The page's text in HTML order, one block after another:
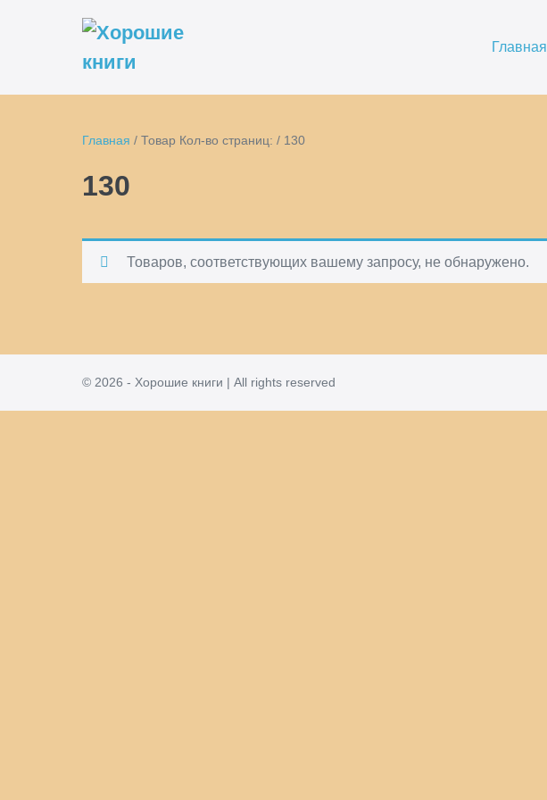
содержимому
Главная
Главная / Товар Кол-во страниц: / 130
130
Товаров, соответствующих вашему запросу, не обнаружено.
© 2026 - Хорошие книги | All rights reserved